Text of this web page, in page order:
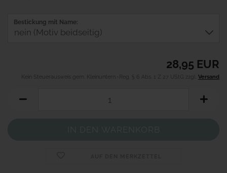
Bestickung mit Name:
28,95 EUR
Kein Steuerausweis gem. Kleinuntern.-Reg. § 6 Abs. 1 Z 27 UStG zzgl. Versand